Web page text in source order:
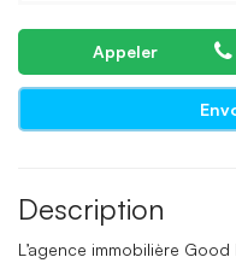
Appeler
Description
L’agence immobilière